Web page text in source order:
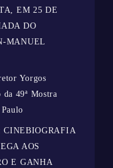
EM 25 DE
DO
MANUEL
Yorgos
49ª Mostra
CINEBIOGRAFIA
AOS
E GANHA